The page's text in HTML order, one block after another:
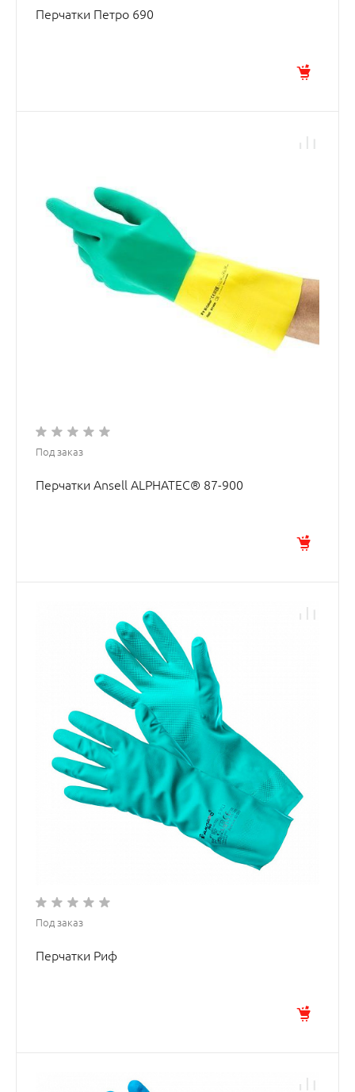
Перчатки Петро 690
Под заказ
Перчатки Ansell ALPHATEC® 87-900
Под заказ
Перчатки Риф